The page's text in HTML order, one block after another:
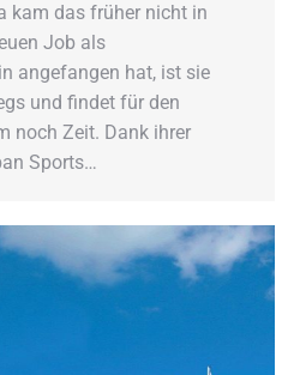
kam das früher nicht in
Job als
angefangen hat, ist sie
und findet für den
noch Zeit. Dank ihrer
Sports…